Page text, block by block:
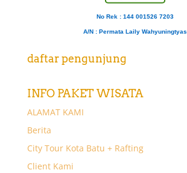
No Rek : 144 001526 7203
A/N : Permata Laily Wahyuningtyas
daftar pengunjung
INFO PAKET WISATA
ALAMAT KAMI
Berita
City Tour Kota Batu + Rafting
Client Kami